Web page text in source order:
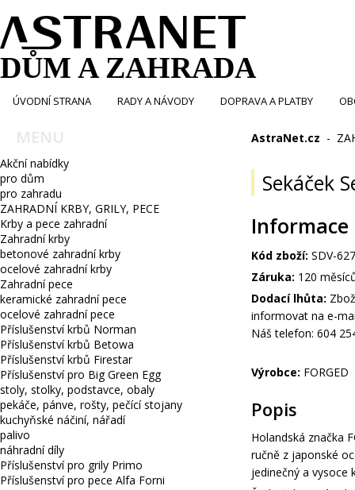
DŮM A ZAHRADA
ÚVODNÍ STRANA RADY A NÁVODY DOPRAVA A PLATBY
Akční nabídky
pro dům
pro zahradu
ZAHRADNÍ KRBY, GRILY, PECE
Krby a pece zahradní
Zahradní krby
betonové zahradní krby
ocelové zahradní krby
Zahradní pece
keramické zahradní pece
ocelové zahradní pece
Příslušenství krbů Norman
Příslušenství krbů Betowa
Příslušenství krbů Firestar
Příslušenství pro Big Green Egg
stoly, stolky, podstavce, obaly
pekáče, pánve, rošty, pečící stojany
kuchyňské náčiní, nářadí
palivo
náhradní díly
Příslušenství pro grily Primo
Příslušenství pro pece Alfa Forni
AstraNet.cz -
Sekáček
Kód zboží: SDV-
Záruka: 120
Dodací lhůta:
informovat na e-
Náš telefon: 604
Výrobce: FORGED
Popis
Holandská značka
ručně z japonské
jedinečný a vysoce